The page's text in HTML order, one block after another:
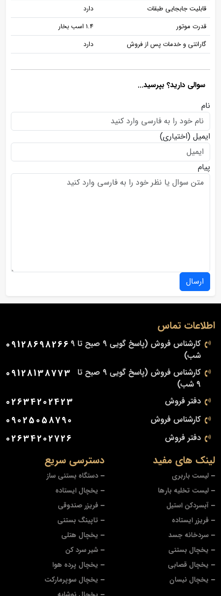
قابلیت جابجایی طبقات
دارد
قدرت موتور
1.4 اسب بخار
گارانتی و خدمات پس از فروش
دارد
سوالی دارید؟ بپرسید...
نام
ایمیل (اختیاری)
پیام
ارسال
دسترسی سریع
دستگاه بستنی ساز
یخچال ایستاده
فریزر صندوقی
تاپینگ بستنی
یخچال هتلی
شیر سرد کن
یخچال پرده هوا
یخچال سوپرمارکت
لینک های مفید
لیست باربری
لیست تخلیه بارها
آبسردکن استیل
فریزر ایستاده
سردخانه جسد
یخچال بستنی
یخچال قصابی
یخچال نیسان
اطلاعات تماس
کارشناس فروش (پاسخ گویی 9 صبح تا 9
شب)
09128698266
کارشناس فروش (پاسخ گویی 9 صبح تا
9 شب)
09128138773
دفتر فروش 02634202423
کارشناس فروش 09025058790
دفتر فروش 02634202726